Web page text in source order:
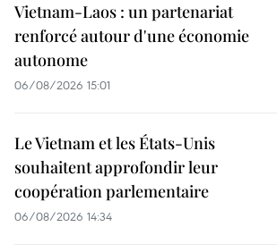
Vietnam-Laos : un partenariat
renforcé autour d'une économie
autonome
06/08/2026 15:01
Le Vietnam et les États-Unis
souhaitent approfondir leur
coopération parlementaire
06/08/2026 14:34